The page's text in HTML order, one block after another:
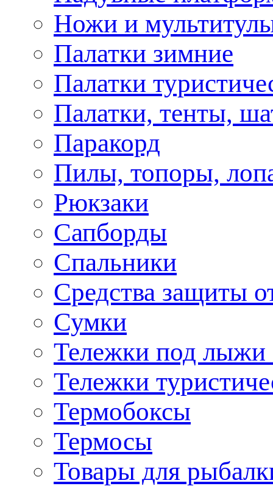
Ножи и
Палатки зимние
Палатки
Палатки, тенты,
Паракорд
Пилы, топоры,
Рюкзаки
Сапборды
Спальники
Средства защиты
Сумки
Тележки под лыжи
Тележки
Термобоксы
Термосы
Товары для